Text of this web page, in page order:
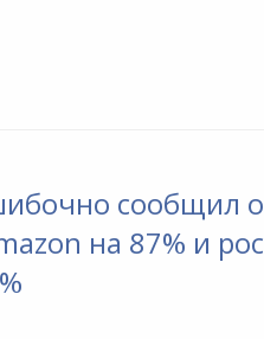
сообщил о
на 87% и